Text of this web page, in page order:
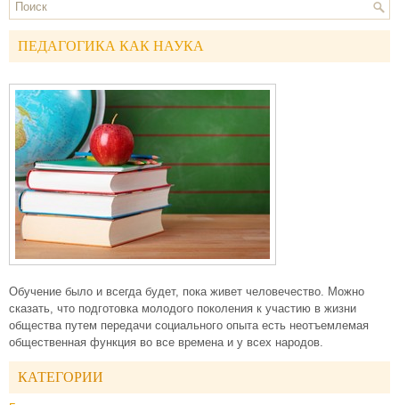
ПЕДАГОГИКА КАК НАУКА
Обучение было и всегда будет, пока живет человечество. Можно
сказать, что подготовка молодого поколения к участию в жизни
общества путем передачи социального опыта есть неотъемлемая
общественная функция во все времена и у всех народов.
КАТЕГОРИИ